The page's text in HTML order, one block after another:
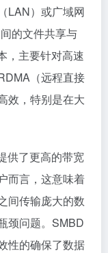
LAN）或广域网
的文件共享与
，主要针对高速
（远程直接
效，特别是在大
供了更高的带宽
而言，这意味着
间传输庞大的数
颈问题。SMBD
性的确保了数据